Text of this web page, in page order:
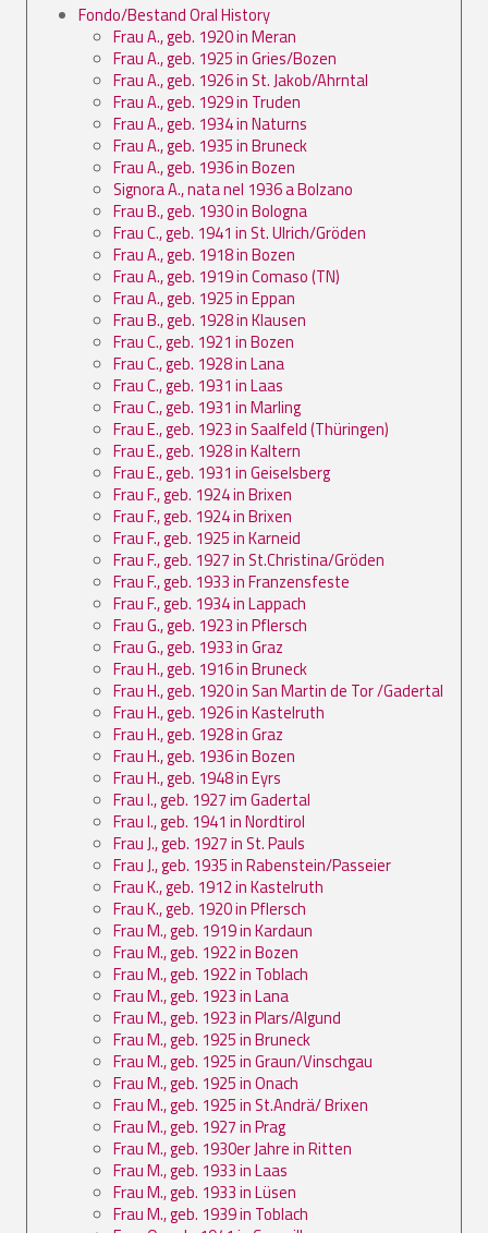
Fondo/Bestand Oral History
Frau A., geb. 1920 in Meran
Frau A., geb. 1925 in Gries/Bozen
Frau A., geb. 1926 in St. Jakob/Ahrntal
Frau A., geb. 1929 in Truden
Frau A., geb. 1934 in Naturns
Frau A., geb. 1935 in Bruneck
Frau A., geb. 1936 in Bozen
Signora A., nata nel 1936 a Bolzano
Frau B., geb. 1930 in Bologna
Frau C., geb. 1941 in St. Ulrich/Gröden
Frau A., geb. 1918 in Bozen
Frau A., geb. 1919 in Comaso (TN)
Frau A., geb. 1925 in Eppan
Frau B., geb. 1928 in Klausen
Frau C., geb. 1921 in Bozen
Frau C., geb. 1928 in Lana
Frau C., geb. 1931 in Laas
Frau C., geb. 1931 in Marling
Frau E., geb. 1923 in Saalfeld (Thüringen)
Frau E., geb. 1928 in Kaltern
Frau E., geb. 1931 in Geiselsberg
Frau F., geb. 1924 in Brixen
Frau F., geb. 1924 in Brixen
Frau F., geb. 1925 in Karneid
Frau F., geb. 1927 in St.Christina/Gröden
Frau F., geb. 1933 in Franzensfeste
Frau F., geb. 1934 in Lappach
Frau G., geb. 1923 in Pflersch
Frau G., geb. 1933 in Graz
Frau H., geb. 1916 in Bruneck
Frau H., geb. 1920 in San Martin de Tor /Gadertal
Frau H., geb. 1926 in Kastelruth
Frau H., geb. 1928 in Graz
Frau H., geb. 1936 in Bozen
Frau H., geb. 1948 in Eyrs
Frau I., geb. 1927 im Gadertal
Frau I., geb. 1941 in Nordtirol
Frau J., geb. 1927 in St. Pauls
Frau J., geb. 1935 in Rabenstein/Passeier
Frau K., geb. 1912 in Kastelruth
Frau K., geb. 1920 in Pflersch
Frau M., geb. 1919 in Kardaun
Frau M., geb. 1922 in Bozen
Frau M., geb. 1922 in Toblach
Frau M., geb. 1923 in Lana
Frau M., geb. 1923 in Plars/Algund
Frau M., geb. 1925 in Bruneck
Frau M., geb. 1925 in Graun/Vinschgau
Frau M., geb. 1925 in Onach
Frau M., geb. 1925 in St.Andrä/ Brixen
Frau M., geb. 1927 in Prag
Frau M., geb. 1930er Jahre in Ritten
Frau M., geb. 1933 in Laas
Frau M., geb. 1933 in Lüsen
Frau M., geb. 1939 in Toblach